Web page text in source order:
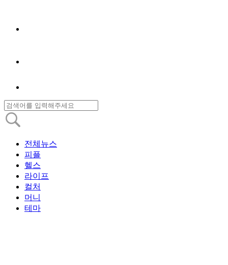
전체뉴스
피플
헬스
라이프
컬처
머니
테마